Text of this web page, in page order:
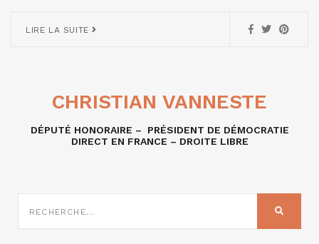
LIRE LA SUITE
CHRISTIAN VANNESTE
DÉPUTÉ HONORAIRE – PRÉSIDENT DE DÉMOCRATIE
DIRECT EN FRANCE – DROITE LIBRE
SUR